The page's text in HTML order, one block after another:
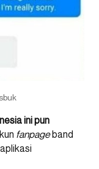
ini pun
fanpageband